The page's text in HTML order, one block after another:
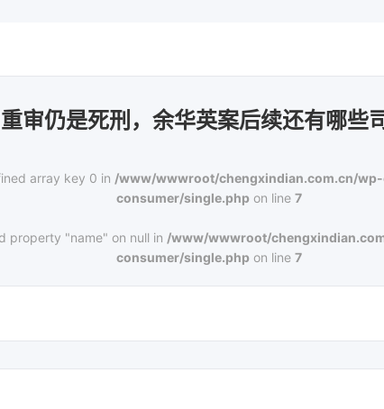
重审仍是死刑，余华英案后续还有哪些
array key 0 in /www/wwwroot/chengxindian.com.cn/
consumer/single.php on line7
property "name" on null in /www/wwwroot/
consumer/single.php on line7